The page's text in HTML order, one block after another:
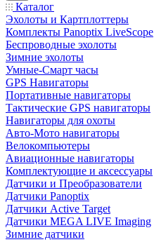
Каталог
Эхолоты и Картплоттеры
Комплекты Panoptix LiveScope
Беспроводные эхолоты
Зимние эхолоты
Умные-Смарт часы
GPS Навигаторы
Портативные навигаторы
Тактические GPS навигаторы
Навигаторы для охоты
Авто-Мото навигаторы
Велокомпьютеры
Авиационные навигаторы
Комплектующие и аксессуары
Датчики и Преобразователи
Датчики Panoptix
Датчики Active Target
Датчики MEGA LIVE Imaging
Зимние датчики